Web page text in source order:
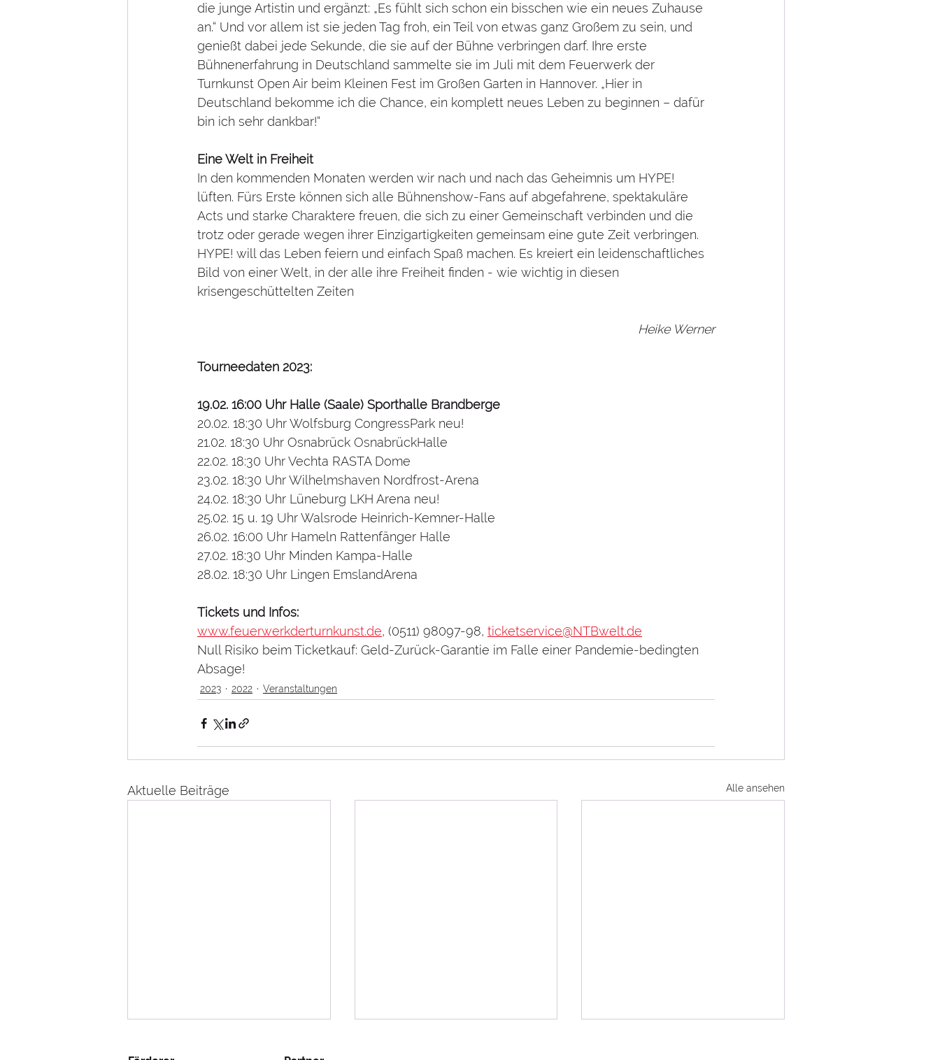
die junge Artistin und ergänzt: „Es fühlt sich schon ein bisschen wie ein neues Zuhause
an.“ Und vor allem ist sie jeden Tag froh, ein Teil von etwas ganz Großem zu sein, und
genießt dabei jede Sekunde, die sie auf der Bühne verbringen darf. Ihre erste
Bühnenerfahrung in Deutschland sammelte sie im Juli mit dem Feuerwerk der
Turnkunst Open Air beim Kleinen Fest im Großen Garten in Hannover. „Hier in
Deutschland bekomme ich die Chance, ein komplett neues Leben zu beginnen – dafür
bin ich sehr dankbar!“
Eine Welt in Freiheit
In den kommenden Monaten werden wir nach und nach das Geheimnis um HYPE!
lüften. Fürs Erste können sich alle Bühnenshow-Fans auf abgefahrene, spektakuläre
Acts und starke Charaktere freuen, die sich zu einer Gemeinschaft verbinden und die
trotz oder gerade wegen ihrer Einzigartigkeiten gemeinsam eine gute Zeit verbringen.
HYPE! will das Leben feiern und einfach Spaß machen. Es kreiert ein leidenschaftliches
Bild von einer Welt, in der alle ihre Freiheit finden - wie wichtig in diesen
krisengeschüttelten Zeiten
Heike Werner
Tourneedaten 2023:
19.02. 16:00 Uhr Halle (Saale) Sporthalle Brandberge
20.02. 18:30 Uhr Wolfsburg CongressPark neu!
21.02. 18:30 Uhr Osnabrück OsnabrückHalle
22.02. 18:30 Uhr Vechta RASTA Dome
23.02. 18:30 Uhr Wilhelmshaven Nordfrost-Arena
24.02. 18:30 Uhr Lüneburg LKH Arena neu!
25.02. 15 u. 19 Uhr Walsrode Heinrich-Kemner-Halle
26.02. 16:00 Uhr Hameln Rattenfänger Halle
27.02. 18:30 Uhr Minden Kampa-Halle
28.02. 18:30 Uhr Lingen EmslandArena
Tickets und Infos:
www.feuerwerkderturnkunst.de, (0511) 98097-98, ticketservice@NTBwelt.de
Null Risiko beim Ticketkauf: Geld-Zurück-Garantie im Falle einer Pandemie-bedingten
Absage!
2023 2022 Veranstaltungen
Aktuelle Beiträge Alle ansehen